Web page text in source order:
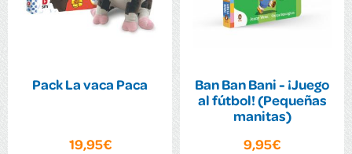
Pack La vaca Paca
19,95€
Ban Ban Bani - ¡Juego
al fútbol! (Pequeñas
manitas)
9,95€